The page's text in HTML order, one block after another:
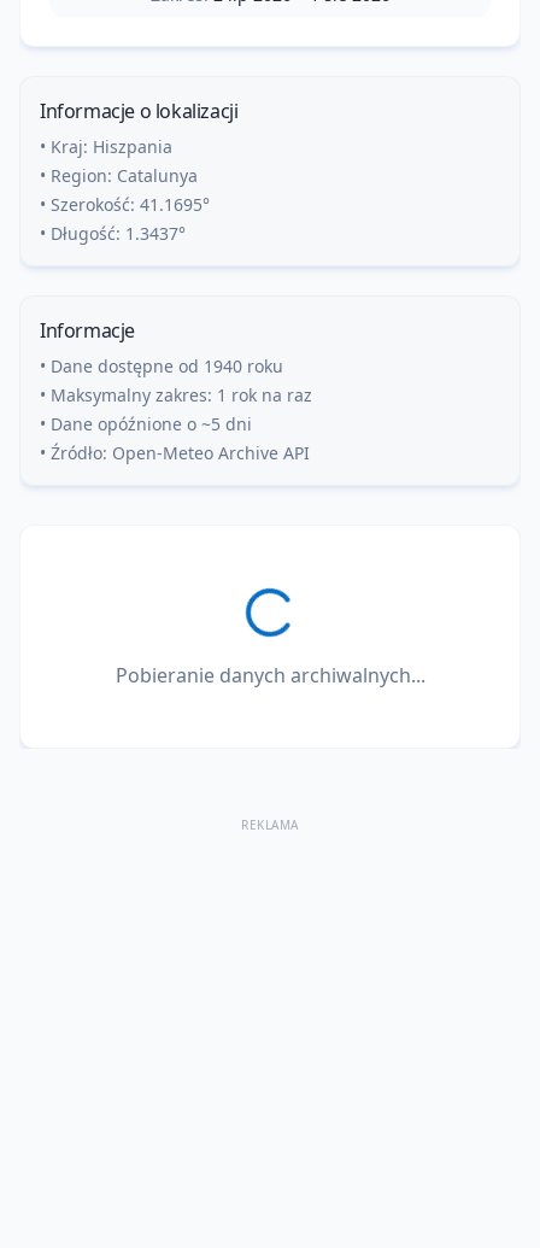
Informacje o lokalizacji
• Kraj: Hiszpania
• Region: Catalunya
• Szerokość: 41.1695°
• Długość: 1.3437°
Informacje
• Dane dostępne od 1940 roku
• Maksymalny zakres: 1 rok na raz
• Dane opóźnione o ~5 dni
• Źródło: Open-Meteo Archive API
Pobieranie danych archiwalnych...
REKLAMA